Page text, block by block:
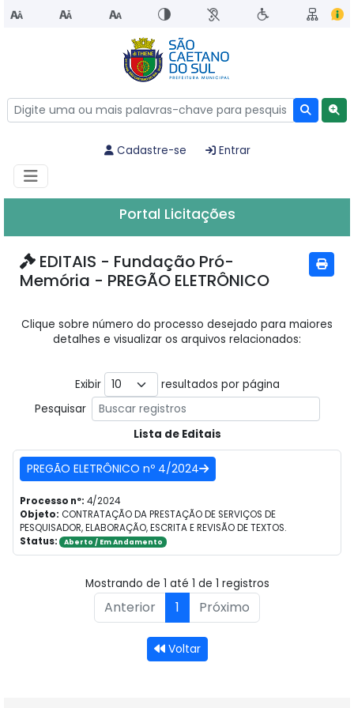
Cadastre-se Entrar
Portal Licitações
EDITAIS - Fundação Pró-
Memória - PREGÃO ELETRÔNICO
Clique sobre número do processo desejado para maiores
detalhes e visualizar os arquivos relacionados:
Exibir
resultados por página
Pesquisar
Lista de Editais
PREGÃO ELETRÔNICO nº 4/2024
Processo nº: 4/2024
Objeto: CONTRATAÇÃO DA PRESTAÇÃO DE SERVIÇOS DE
PESQUISADOR, ELABORAÇÃO, ESCRITA E REVISÃO DE TEXTOS.
Status:
Aberto / Em Andamento
Mostrando de 1 até 1 de 1 registros
Anterior 1 Próximo
Voltar